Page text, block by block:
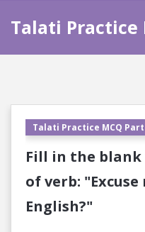
Talati Practice
Talati Practice MCQ Part
Fill in the
of verb: "Excuse
English?"